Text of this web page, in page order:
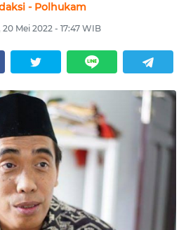
- Polhukam
Mei 2022 - 17:47 WIB